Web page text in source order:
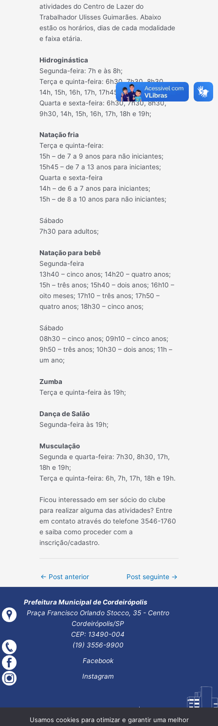
atividades do Centro de Lazer do
Trabalhador Ulisses Guimarães. Abaixo
estão os horários, dias de cada modalidade
e faixa etária.
Hidroginástica
Segunda-feira: 7h e às 8h;
Terça e quinta-feira: 6h30, 7h30, 8h30,
14h, 15h, 16h, 17h, 17h45 e 18h30;
Quarta e sexta-feira: 6h30, 7h30, 8h30,
9h30, 14h, 15h, 16h, 17h, 18h e 19h;
Natação fria
Terça e quinta-feira:
15h – de 7 a 9 anos para não iniciantes;
15h45 – de 7 a 13 anos para iniciantes;
Quarta e sexta-feira
14h – de 6 a 7 anos para iniciantes;
15h – de 8 a 10 anos para não iniciantes;
Sábado
7h30 para adultos;
Natação para bebê
Segunda-feira
13h40 – cinco anos; 14h20 – quatro anos;
15h – três anos; 15h40 – dois anos; 16h10 –
oito meses; 17h10 – três anos; 17h50 –
quatro anos; 18h30 – cinco anos;
Sábado
08h30 – cinco anos; 09h10 – cinco anos;
9h50 – três anos; 10h30 – dois anos; 11h –
um ano;
Zumba
Terça e quinta-feira às 19h;
Dança de Salão
Segunda-feira às 19h;
Musculação
Segunda e quarta-feira: 7h30, 8h30, 17h,
18h e 19h;
Terça e quinta-feira: 6h, 7h, 17h, 18h e 19h.
Ficou interessado em ser sócio do clube
para realizar alguma das atividades? Entre
em contato através do telefone 3546-1760
e saiba como proceder com a
inscrição/cadastro.
Post
← Post anterior Post seguinte →
Prefeitura Municipal de Cordeirópolis
Praça Francisco Orlando Stocco, 35 - Centro
Cordeirópolis/SP
CEP: 13490-004
(19) 3556-9900
Facebook
Instagram
Usamos cookies para otimizar e garantir uma melhor